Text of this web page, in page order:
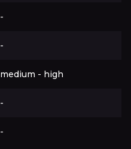
-
-
medium - high
-
-